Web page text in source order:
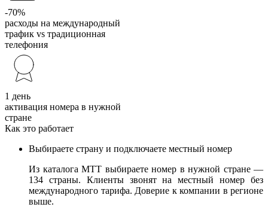
-70%
расходы на международный
трафик vs традиционная
телефония
1 день
активация номера в нужной
стране
Как это работает
Выбираете страну и подключаете местный номер
Из каталога МТТ выбираете номер в нужной стране —
134 страны. Клиенты звонят на местный номер без
международного тарифа. Доверие к компании в регионе
выше.